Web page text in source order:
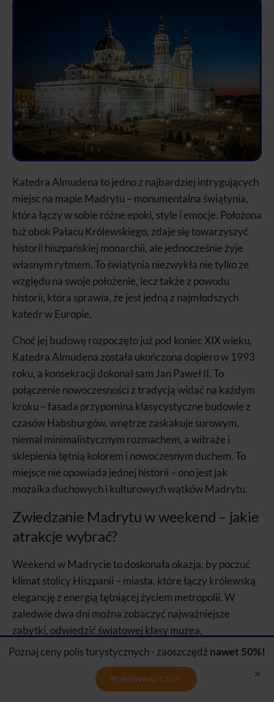
Katedra Almudena to jedno z najbardziej intrygujących
miejsc na mapie Madrytu – monumentalna świątynia,
która łączy w sobie różne epoki, style i emocje. Położona
tuż obok Pałacu Królewskiego, zdaje się towarzyszyć
historii hiszpańskiej monarchii, ale jednocześnie żyje
własnym rytmem. To świątynia niezwykła nie tylko ze
względu na swoje położenie, lecz także z powodu
historii, która sprawia, że jest jedną z najmłodszych
katedr w Europie.
Choć jej budowę rozpoczęto już pod koniec XIX wieku,
Katedra Almudena została ukończona dopiero w 1993
roku, a konsekracji dokonał sam Jan Paweł II. To
połączenie nowoczesności z tradycją widać na każdym
kroku – fasada przypomina klasycystyczne budowle z
czasów Habsburgów, wnętrze zaskakuje surowym,
niemal minimalistycznym rozmachem, a witraże i
sklepienia tętnią kolorem i nowoczesnym duchem. To
miejsce nie opowiada jednej historii – ono jest jak
mozaika duchowych i kulturowych wątków Madrytu.
Zwiedzanie Madrytu w weekend – jakie
atrakcje wybrać?
Weekend w Madrycie to doskonała okazja, by poczuć
klimat stolicy Hiszpanii – miasta, które łączy królewską
elegancję z energią tętniącej życiem metropolii. W
zaledwie dwa dni można zobaczyć najważniejsze
zabytki, odwiedzić światowej klasy muzea,
posmakować hiszpańskiej kuchni i zachwycić się
Poniżej znajdziesz krótki plan, który pozwoli Ci wycisnąć
Poznaj ceny polis turystycznych - zaoszczędź nawet 50%!
PORÓWNAJ CENY ×